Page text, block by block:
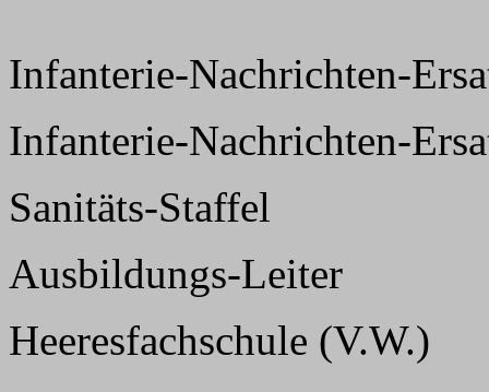
Infanterie-Nachrichten-
Infanterie-Nachrichten-
Sanitäts-Staffel
Ausbildungs-Leiter
Heeresfachschule (V.W.)